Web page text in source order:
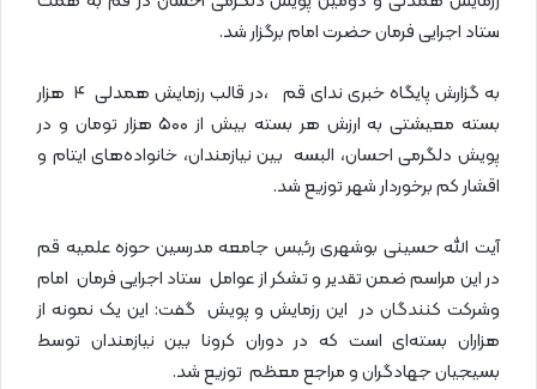
ستاد اجرایی فرمان حضرت امام برگزار شد.
به گزارش پایگاه خبری ندای قم ،در قالب رزمایش همدلی ۴ هزار
بسته معیشتی به ارزش هر بسته بیش از ۵۰۰ هزار تومان و در
پویش دلگرمی احسان، البسه بین نیازمندان، خانواده‌های ایتام و
اقشار کم برخوردار شهر توزیع شد.
آیت الله حسینی بوشهری رئیس جامعه مدرسین حوزه علمیه قم
در این مراسم ضمن تقدیر و تشکر از عوامل ستاد اجرایی فرمان امام
وشرکت کنندگان در این رزمایش و پویش گفت: این یک نمونه از
هزاران بسته‌ای است که در دوران کرونا بین نیازمندان توسط
بسیجیان جهادگران و مراجع معظم توزیع شد.